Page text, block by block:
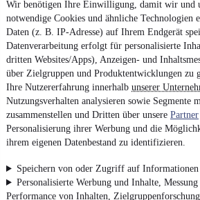
Wir benötigen Ihre Einwilligung, damit wir und
notwendige Cookies und ähnliche Technologien
Daten (z. B. IP-Adresse) auf Ihrem Endgerät
Datenverarbeitung erfolgt für personalisierte
dritten Websites/Apps), Anzeigen- und
über Zielgruppen und Produktentwicklungen zu
Ihre Nutzererfahrung innerhalb unserer
Nutzungsverhalten analysieren sowie Segmente
zusammenstellen und Dritten über unsere Partner
Personalisierung ihrer Werbung und die
ihrem eigenen Datenbestand zu identifizieren.
Speichern von oder Zugriff auf
Personalisierte Werbung und Inhalte,
Performance von Inhalten,
Report Security Vulnerability (English)
Powered by
VonBMW Gebrauchtwagenüber
mobile.definden